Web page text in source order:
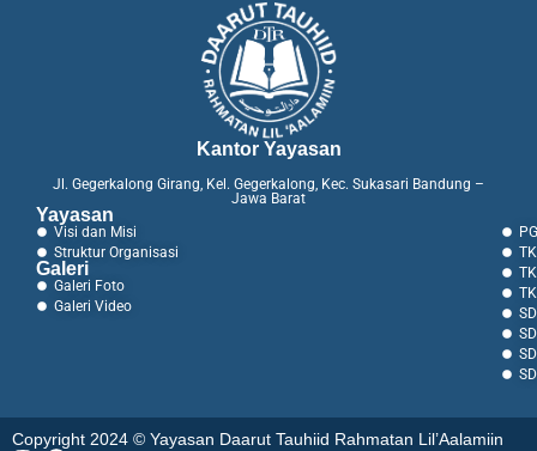
Kantor Yayasan
Jl. Gegerkalong Girang, Kel. Gegerkalong, Kec. Sukasari Bandung –
Jawa Barat
Yayasan
Visi dan Misi
Struktur Organisasi
Galeri
Galeri Foto
Galeri Video
Copyright 2024 © Yayasan Daarut Tauhiid Rahmatan Lil’Aalamiin